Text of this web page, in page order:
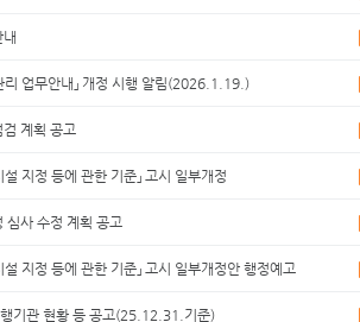
리 업무안내」 개정 시행 알림(2026.1.19.)
계획 공고
지정 등에 관한 기준」 고시 일부개정
심사 수정 계획 공고
지정 등에 관한 기준」 고시 일부개정안 행정예고
기관 현황 등 공고(25.12.31.기준)